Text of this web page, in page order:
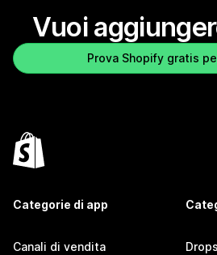
Vuoi
Prova Shopify gratis
Categorie di app
Canali di vendita